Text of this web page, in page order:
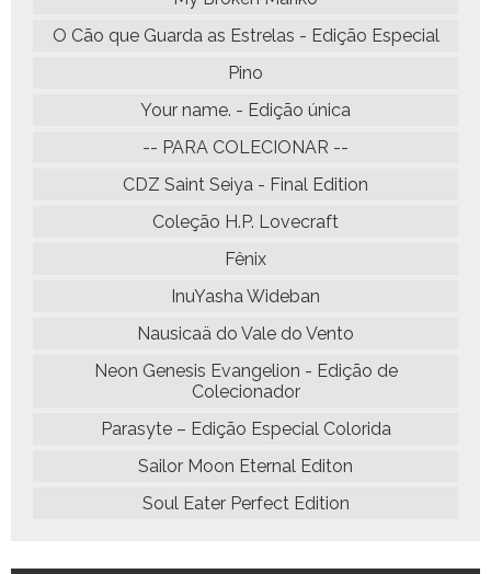
O Cão que Guarda as Estrelas - Edição Especial
Pino
Your name. - Edição única
-- PARA COLECIONAR --
CDZ Saint Seiya - Final Edition
Coleção H.P. Lovecraft
Fênix
InuYasha Wideban
Nausicaä do Vale do Vento
Neon Genesis Evangelion - Edição de
Colecionador
Parasyte – Edição Especial Colorida
Sailor Moon Eternal Editon
Soul Eater Perfect Edition